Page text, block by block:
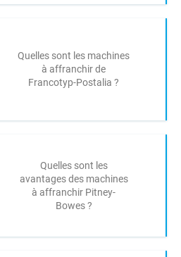
Quelles sont les machines
à affranchir de
Francotyp-Postalia ?
Quelles sont les
avantages des machines
à affranchir Pitney-
Bowes ?